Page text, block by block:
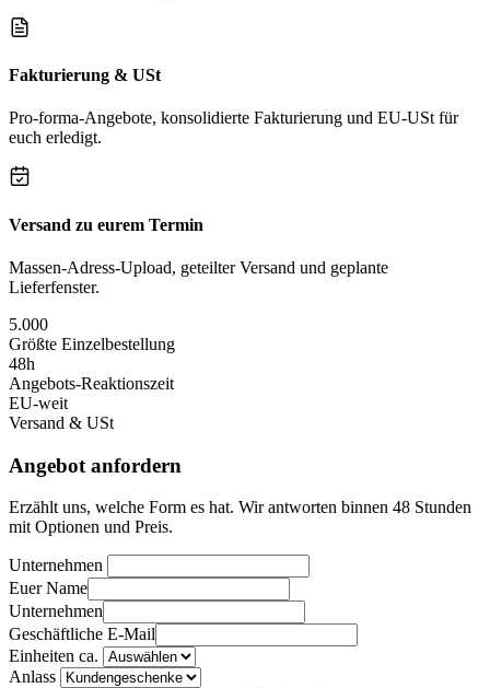
Fakturierung & USt
Pro-forma-Angebote, konsolidierte Fakturierung und EU-USt für
euch erledigt.
Versand zu eurem Termin
Massen-Adress-Upload, geteilter Versand und geplante
Lieferfenster.
5.000
Größte Einzelbestellung
48h
Angebots-Reaktionszeit
EU-weit
Versand & USt
Angebot anfordern
Erzählt uns, welche Form es hat. Wir antworten binnen 48 Stunden
mit Optionen und Preis.
Unternehmen
Euer Name
Unternehmen
Geschäftliche E-Mail
Einheiten ca.
Anlass